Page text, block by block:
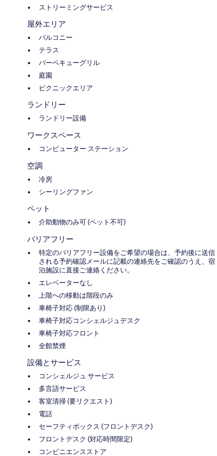
ストリーミングサービス
屋外エリア
バルコニー
テラス
バーベキューグリル
庭園
ピクニックエリア
ランドリー
ランドリー設備
ワークスペース
コンピューター ステーション
空調
冷房
シーリングファン
ペット
介助動物のみ可 (ペット不可)
バリアフリー
特定のバリアフリー設備をご希望の場合は、予約後に送信
される予約確認メールに記載の連絡先をご確認のうえ、宿
泊施設に直接ご連絡ください。
エレベーターなし
上階への移動は階段のみ
車椅子対応 (制限あり)
車椅子対応コンシェルジュデスク
車椅子対応フロント
全館禁煙
設備とサービス
コンシェルジュ サービス
多言語サービス
客室清掃 (要リクエスト)
電話
セーフティボックス (フロントデスク)
フロントデスク (対応時間限定)
コンビニエンスストア